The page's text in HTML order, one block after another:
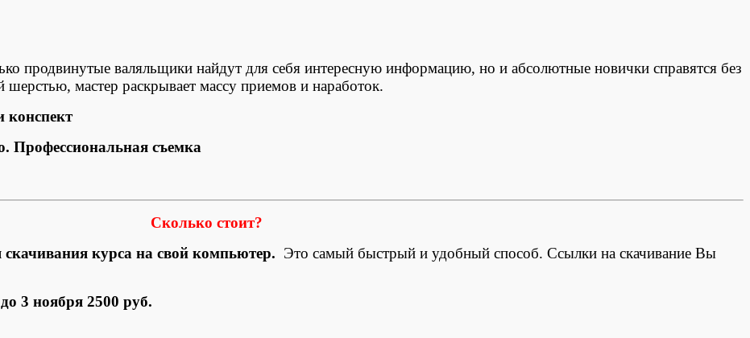
продвинутые валяльщики найдут для себя интересную информацию, но и абсолютные новички справятся без
мастер раскрывает массу приемов и наработок.
конспект
Профессиональная съемка
Сколько стоит?
курса на свой компьютер. Это самый быстрый и удобный способ. Ссылки на скачивание Вы
3 ноября 2500 руб.